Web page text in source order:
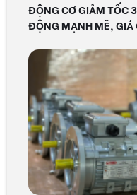
ĐỘNG CƠ GIẢM TỐC
ĐỘNG MẠNH MẼ, GIÁ